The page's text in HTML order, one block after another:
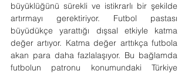
büyüklüğünü sürekli ve istikrarlı bir şekilde
artırmayı gerektiriyor. Futbol pastası
büyüdükçe yarattığı dışsal etkiyle katma
değer artıyor. Katma değer arttıkça futbola
akan para daha fazlalaşıyor. Bu bağlamda
futbolun patronu konumundaki Türkiye